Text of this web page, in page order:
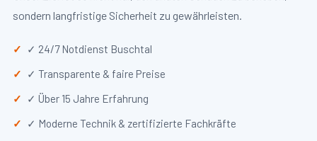
sondern langfristige Sicherheit zu gewährleisten.
✓ 24/7 Notdienst Buschtal
✓ Transparente & faire Preise
✓ Über 15 Jahre Erfahrung
✓ Moderne Technik & zertifizierte Fachkräfte